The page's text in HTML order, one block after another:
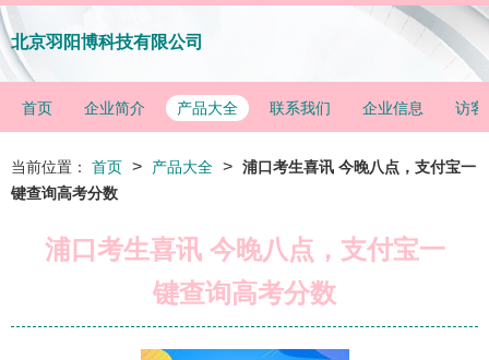
北京羽阳博科技有限公司
首页 企业简介 产品大全 联系我们 企业信息 访客
当前位置： 首页 > 产品大全 > 浦口考生喜讯 今晚八点，支付宝一
键查询高考分数
浦口考生喜讯 今晚八点，支付宝一
键查询高考分数